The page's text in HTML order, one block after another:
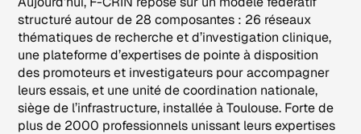
structuré autour de 28 composantes : 26 réseaux
thématiques de recherche et d’investigation clinique,
une plateforme d’expertises de pointe à disposition
des promoteurs et investigateurs pour accompagner
leurs essais, et une unité de coordination nationale,
siège de l’infrastructure, installée à Toulouse. Forte de
plus de 2000 professionnels unissant leurs expertises